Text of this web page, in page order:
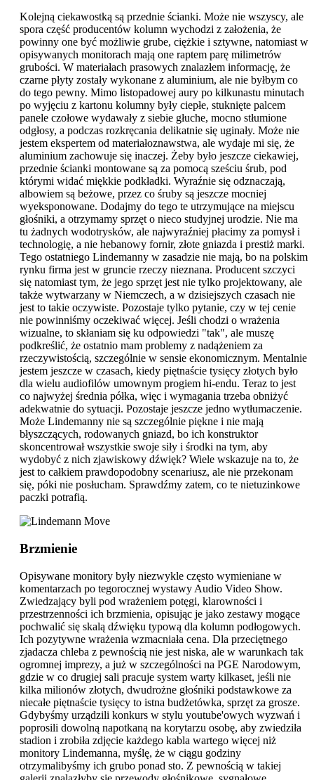
Kolejną ciekawostką są przednie ścianki. Może nie wszyscy, ale
spora część producentów kolumn wychodzi z założenia, że
powinny one być możliwie grube, ciężkie i sztywne, natomiast w
opisywanych monitorach mają one raptem parę milimetrów
grubości. W materiałach prasowych znalazłem informację, że
czarne płyty zostały wykonane z aluminium, ale nie byłbym co
do tego pewny. Mimo listopadowej aury po kilkunastu minutach
po wyjęciu z kartonu kolumny były ciepłe, stuknięte palcem
panele czołowe wydawały z siebie głuche, mocno stłumione
odgłosy, a podczas rozkręcania delikatnie się uginały. Może nie
jestem ekspertem od materiałoznawstwa, ale wydaje mi się, że
aluminium zachowuje się inaczej. Żeby było jeszcze ciekawiej,
przednie ścianki montowane są za pomocą sześciu śrub, pod
którymi widać miękkie podkładki. Wyraźnie się odznaczają,
albowiem są beżowe, przez co śruby są jeszcze mocniej
wyeksponowane. Dodajmy do tego te utrzymujące na miejscu
głośniki, a otrzymamy sprzęt o nieco studyjnej urodzie. Nie ma
tu żadnych wodotrysków, ale najwyraźniej płacimy za pomysł i
technologię, a nie hebanowy fornir, złote gniazda i prestiż marki.
Tego ostatniego Lindemanny w zasadzie nie mają, bo na polskim
rynku firma jest w gruncie rzeczy nieznana. Producent szczyci
się natomiast tym, że jego sprzęt jest nie tylko projektowany, ale
także wytwarzany w Niemczech, a w dzisiejszych czasach nie
jest to takie oczywiste. Pozostaje tylko pytanie, czy w tej cenie
nie powinniśmy oczekiwać więcej. Jeśli chodzi o wrażenia
wizualne, to skłaniam się ku odpowiedzi "tak", ale muszę
podkreślić, że ostatnio mam problemy z nadążeniem za
rzeczywistością, szczególnie w sensie ekonomicznym. Mentalnie
jestem jeszcze w czasach, kiedy piętnaście tysięcy złotych było
dla wielu audiofilów umownym progiem hi-endu. Teraz to jest
co najwyżej średnia półka, więc i wymagania trzeba obniżyć
adekwatnie do sytuacji. Pozostaje jeszcze jedno wytłumaczenie.
Może Lindemanny nie są szczególnie piękne i nie mają
błyszczących, rodowanych gniazd, bo ich konstruktor
skoncentrował wszystkie swoje siły i środki na tym, aby
wydobyć z nich zjawiskowy dźwięk? Wiele wskazuje na to, że
jest to całkiem prawdopodobny scenariusz, ale nie przekonam
się, póki nie posłucham. Sprawdźmy zatem, co te nietuzinkowe
paczki potrafią.
Brzmienie
Opisywane monitory były niezwykle często wymieniane w
komentarzach po tegorocznej wystawy Audio Video Show.
Zwiedzający byli pod wrażeniem potęgi, klarowności i
przestrzenności ich brzmienia, opisując je jako zestawy mogące
pochwalić się skalą dźwięku typową dla kolumn podłogowych.
Ich pozytywne wrażenia wzmacniała cena. Dla przeciętnego
zjadacza chleba z pewnością nie jest niska, ale w warunkach tak
ogromnej imprezy, a już w szczególności na PGE Narodowym,
gdzie w co drugiej sali pracuje system warty kilkaset, jeśli nie
kilka milionów złotych, dwudrożne głośniki podstawkowe za
niecałe piętnaście tysięcy to istna budżetówka, sprzęt za grosze.
Gdybyśmy urządzili konkurs w stylu youtube'owych wyzwań i
poprosili dowolną napotkaną na korytarzu osobę, aby zwiedziła
stadion i zrobiła zdjęcie każdego kabla wartego więcej niż
monitory Lindemanna, myślę, że w ciągu godziny
otrzymalibyśmy ich grubo ponad sto. Z pewnością w takiej